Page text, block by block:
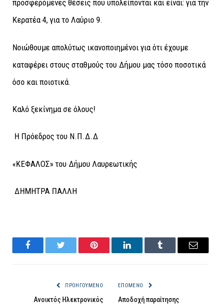
προσφερόμενες θέσεις που υπολείπονται και είναι: για την
Κερατέα 4, για το Λαύριο 9.
Νοιώθουμε απολύτως ικανοποιημένοι για ότι έχουμε
καταφέρει στους σταθμούς του Δήμου μας τόσο ποσοτικά
όσο και ποιοτικά.
Καλό ξεκίνημα σε όλους!
Η Πρόεδρος του Ν.Π.Δ.Δ
«ΚΕΦΑΛΟΣ» του Δήμου Λαυρεωτικής
ΔΗΜΗΤΡΑ ΠΑΛΛΗ
FacebookTwitter Pinterest LinkedInTumblr Email
ΠΡΟΗΓΟΎΜΕΝΟ
Ανοικτός Ηλεκτρονικός
ΕΠΌΜΕΝΟ
Αποδοχή παραίτησης